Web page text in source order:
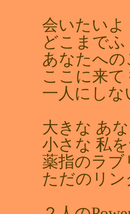
会いたいよ
どこまで
あなたへ
ここに来て
一人にしな
大きな あ
小さな 私
薬指のラブ
ただのリ